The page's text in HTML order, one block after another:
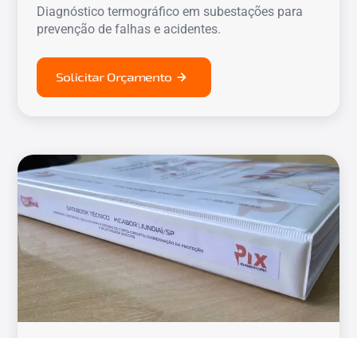
Diagnóstico termográfico em subestações para
prevenção de falhas e acidentes.
Solicitar Orçamento